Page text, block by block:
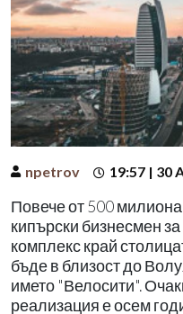
npetrov 19:57 | 30
Повече от 500
кипърски бизнесмен
комплекс край
бъде в близост до
името "Велосити".
реализация е осем